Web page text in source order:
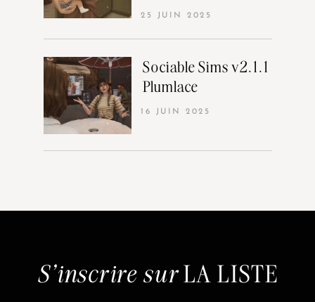
25 JUIN 2025
Sociable Sims v2.1.1
Plumlace
16 JUIN 2025
S'inscrire surLA LISTE